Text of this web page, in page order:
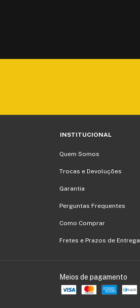
INSTITUCIONAL
Quem Somos
Trocas e Devoluções
Garantia
Perguntas Frequentes
Como Comprar
Fretes e Prazos de Entrega
Meios de pagamento